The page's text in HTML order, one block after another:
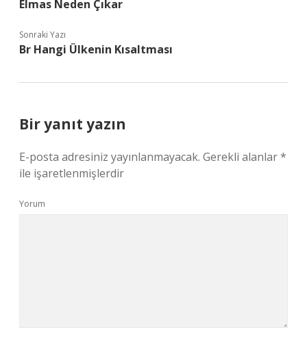
Elmas Neden Çıkar
Sonraki Yazı
Br Hangi Ülkenin Kısaltması
Bir yanıt yazın
E-posta adresiniz yayınlanmayacak. Gerekli alanlar*
ile işaretlenmişlerdir
Yorum